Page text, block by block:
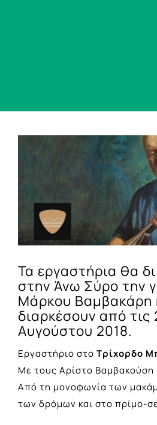
Τα εργαστήρια θα
στην Άνω Σύρο την
Μάρκου Βαμβακάρη
διαρκέσουν από τις
Αυγούστου 2018.
Εργαστήριο στο Τρίχορδο
Mε τους Αρίστο
Από τη μονοφωνία των
των δρόμων και στο πρίμο-